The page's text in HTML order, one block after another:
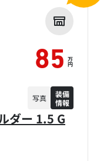
ダー 1.5 G
85 万
円
写真
装備
情報